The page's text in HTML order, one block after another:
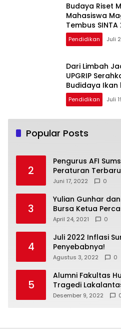
Budaya Riset
Mahasiswa
Tembus SINTA
Pendidikan Juli
Dari Limbah
UPGRIP
Budidaya Ikan
Sejahtera
Pendidikan Juli
Popular Posts
2
Pengurus AFI
Peraturan
Internasional
Juni 17, 2022 0
3
Yulian Gunhar
Bursa Ketua
April 24, 2021 0
4
Juli 2022 Inflasi
Penyebabnya!
Agustus 3, 2022 0
5
Alumni Fakultas
Tragedi
Desember 9, 2022